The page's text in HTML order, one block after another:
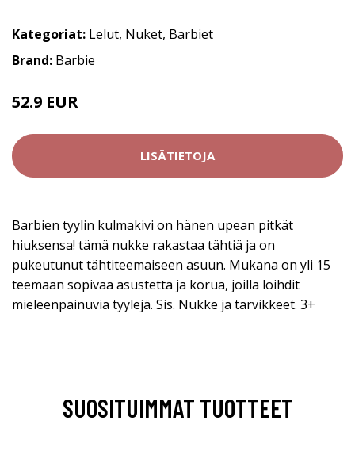
Kategoriat: Lelut, Nuket, Barbiet
Brand: Barbie
52.9 EUR
LISÄTIETOJA
Barbien tyylin kulmakivi on hänen upean pitkät
hiuksensa! tämä nukke rakastaa tähtiä ja on
pukeutunut tähtiteemaiseen asuun. Mukana on yli 15
teemaan sopivaa asustetta ja korua, joilla loihdit
mieleenpainuvia tyylejä. Sis. Nukke ja tarvikkeet. 3+
SUOSITUIMMAT TUOTTEET